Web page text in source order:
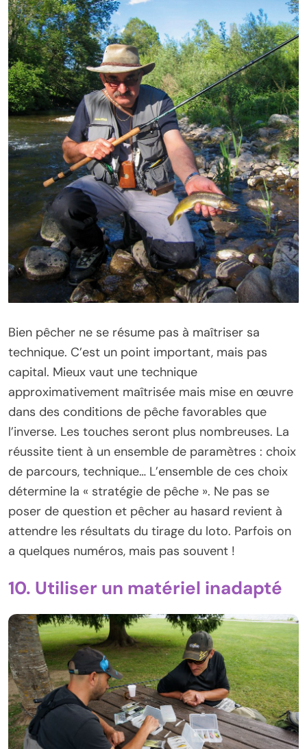
Bien pêcher ne se résume pas à maîtriser sa
technique. C’est un point important, mais pas
capital. Mieux vaut une technique
approximativement maîtrisée mais mise en œuvre
dans des conditions de pêche favorables que
l’inverse. Les touches seront plus nombreuses. La
réussite tient à un ensemble de paramètres : choix
de parcours, technique… L’ensemble de ces choix
détermine la « stratégie de pêche ». Ne pas se
poser de question et pêcher au hasard revient à
attendre les résultats du tirage du loto. Parfois on
a quelques numéros, mais pas souvent !
10. Utiliser un matériel inadapté